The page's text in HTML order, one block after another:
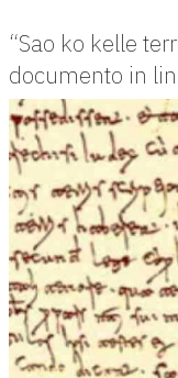
“Sao ko kelle
documento in